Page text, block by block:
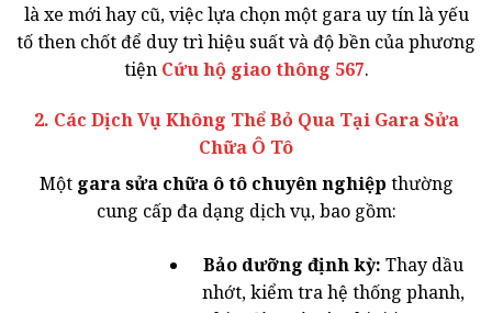
là xe mới hay cũ, việc lựa chọn một gara uy tín là yếu
tố then chốt để duy trì hiệu suất và độ bền của phương
tiện Cứu hộ giao thông 567.
2. Các Dịch Vụ Không Thể Bỏ Qua Tại Gara Sửa
Chữa Ô Tô
Một gara sửa chữa ô tô chuyên nghiệp thường
cung cấp đa dạng dịch vụ, bao gồm:
Bảo dưỡng định kỳ: Thay dầu
nhớt, kiểm tra hệ thống phanh,